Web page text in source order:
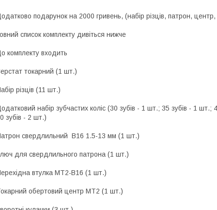
подарунок на 2000 гривень, (набір різців, патрон,
список комплекту дивіться нижче
комплекту входить
токарний (1 шт.)
різців (11 шт.)
набір зубчастих коліс (30 зубів - 1 шт.; 35 зубів - 1
зубів - 2 шт.)
свердлильний B16 1.5-13 мм (1 шт.)
для свердлильного патрона (1 шт.)
втулка MT2-B16 (1 шт.)
обертовий центр МТ2 (1 шт.)